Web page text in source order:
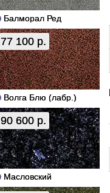
Балморал Ред
77 100 р.
Волга Блю (лабр.)
90 600 р.
Масловский